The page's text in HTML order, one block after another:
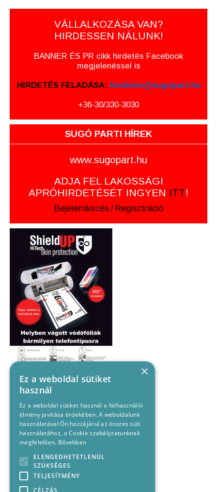
VÁLLALKOZÁSA VAN?
HIRDESSEN NÁLUNK!
BANNER ÉS PR cikk hirdetés Facebook
megjelenéssel is
HIRDETÉS FELADÁSA: hirdetes@sugopart.hu
+36-30/330-3030
SUGÓ PARTI HÍREK
www.sugopart.hu
ADJA FEL LAKOSSÁGI
APRÓHIRDETÉSÉT INGYEN ITT!
Bejelentkezés / Regisztráció
×
Ez a weboldal sütiket
használ
Ez a weboldal sütiket használ a felhasználói
élmény javítása érdekében. A weboldalunk
használatával Ön hozzájárul az összes süti
használatához, a Cookie szabályzatunknak
megfelelően. Bővebben
ELENGEDHETETLENÜL
SZÜKSÉGES
TELJESÍTMÉNY
CÉLZÁS